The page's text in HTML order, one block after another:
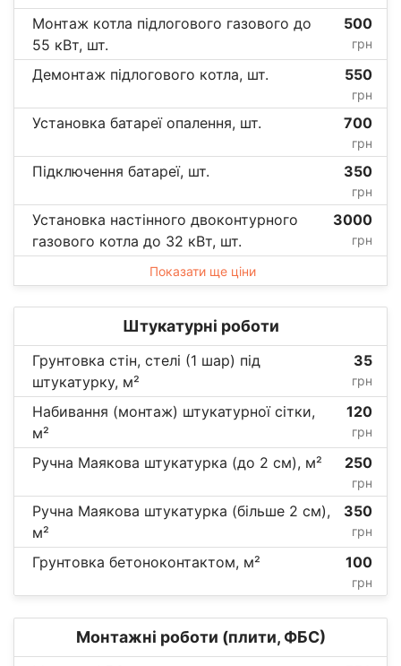
Монтаж котла підлогового газового до
55 кВт, шт.
500
грн
Демонтаж підлогового котла, шт. 550
грн
Установка батареї опалення, шт. 700
грн
Підключення батареї, шт. 350
грн
Установка настінного двоконтурного
газового котла до 32 кВт, шт.
3000
грн
Показати ще ціни
Штукатурні роботи
Грунтовка стін, стелі (1 шар) під
штукатурку, м²
35
грн
Набивання (монтаж) штукатурної сітки,
м²
120
грн
Ручна Маякова штукатурка (до 2 см), м² 250
грн
Ручна Маякова штукатурка (більше 2 см),
м²
350
грн
Грунтовка бетоноконтактом, м² 100
грн
Монтажні роботи (плити, ФБС)